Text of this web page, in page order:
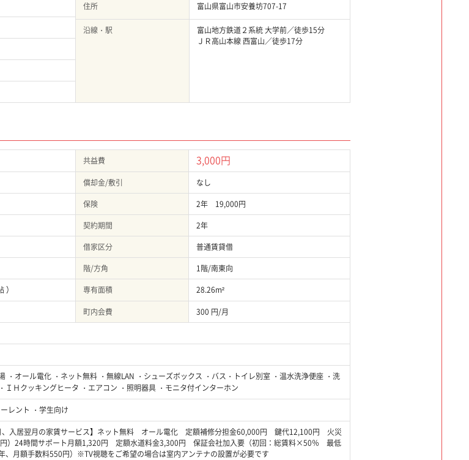
住所 富山県富山市安養坊707-17
沿線・駅
富山地方鉄道２系統 大学前／徒歩15分
ＪＲ高山本線 西富山／徒歩17分
共益費 3,000円
償却金/敷引
なし
保険
2年 19,000円
契約期間
2年
借家区分
普通賃貸借
階/方角
1階/南東向
専有面積
28.26m²
町内会費
300 円/月
・オール電化 ・ネット無料 ・無線LAN ・シューズボックス ・バス・トイレ別室 ・温水洗浄便座 ・洗
ＩＨクッキングヒータ ・エアコン ・照明器具 ・モニタ付インターホン
レント ・学生向け
、入居翌月の家賃サービス】ネット無料 オール電化 定額補修分担金60,000円 鍵代12,100円 火災
）24時間サポート月額1,320円 定額水道料金3,300円 保証会社加入要（初回：総賃料×50％ 最低
、月額手数料550円）※TV視聴をご希望の場合は室内アンテナの設置が必要です